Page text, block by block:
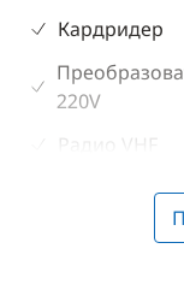
Кардридер
220V
Радио VHF
Спидометр